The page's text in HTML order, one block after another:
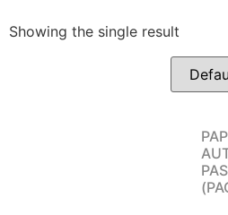
Showing the single result